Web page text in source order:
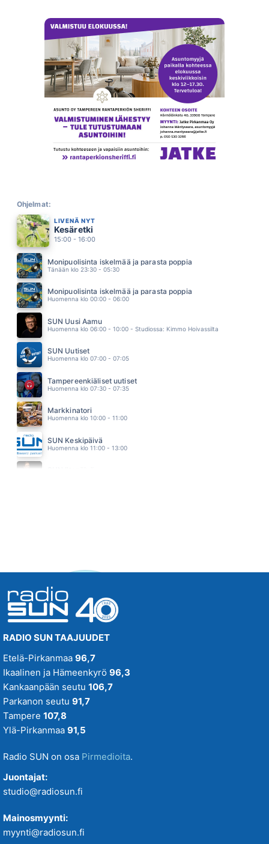
PAULA KOIVUNIEMI
11.30
HYVÄUSKOINEN
11.26
HEHKUSSA
HAULI BROS
11.18
LIFE IS A FLOWER
ACE OF BASE
11.14
RIIPPUMATTO
MIKAEL GABRIEL
11.10
JANNIKA B
10.55
TUULIVIIRI
DANNY
10.53
BESS
10.49
ELONKERJUU
10.45
JONNE AARON
10.41
Ohjelmat:
LIVENÄ NYT
Kesäretki
15:00 - 16:00
Monipuolisinta iskelmää ja parasta poppia
Tänään klo 23:30 - 05:30
Monipuolisinta iskelmää ja parasta poppia
Huomenna klo 00:00 - 06:00
SUN Uusi Aamu
Huomenna klo 06:00 - 10:00 - Studiossa: Kimmo Hoivassilta
SUN Uutiset
Huomenna klo 07:00 - 07:05
Tampereenkiäliset uutiset
Huomenna klo 07:30 - 07:35
Markkinatori
Huomenna klo 10:00 - 11:00
SUN Keskipäivä
Huomenna klo 11:00 - 13:00
RADIO SUN TAAJUUDET
Etelä-Pirkanmaa 96,7
Ikaalinen ja Hämeenkyrö 96,3
Kankaanpään seutu 106,7
Parkanon seutu 91,7
Tampere 107,8
Ylä-Pirkanmaa 91,5
Radio SUN on osa Pirmedioita.
Juontajat:
studio@radiosun.fi
Mainosmyynti:
myynti@radiosun.fi